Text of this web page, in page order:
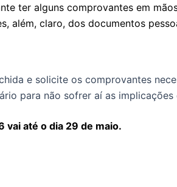
ter alguns comprovantes em
claro, dos documentos
e solicite os comprovantes
para não sofrer aí as
vai até o dia 29 de maio.